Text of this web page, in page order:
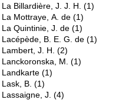
La Billardière, J. J. H.(1)
La Mottraye, A. de(1)
La Quintinie, J. de(1)
Lacépède, B. E. G. de(1)
Lambert, J. H.(2)
Lanckoronska, M.(1)
Landkarte(1)
Lask, B.(1)
Lassaigne, J.(4)